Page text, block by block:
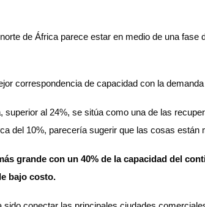
de África parece estar en medio de una
correspondencia de capacidad con la
al 24%, se sitúa como una de las
del 10%, parecería sugerir que las cosas están
grande con un 40% de la capacidad del
bajo costo.